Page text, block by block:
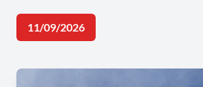
11/09/2026